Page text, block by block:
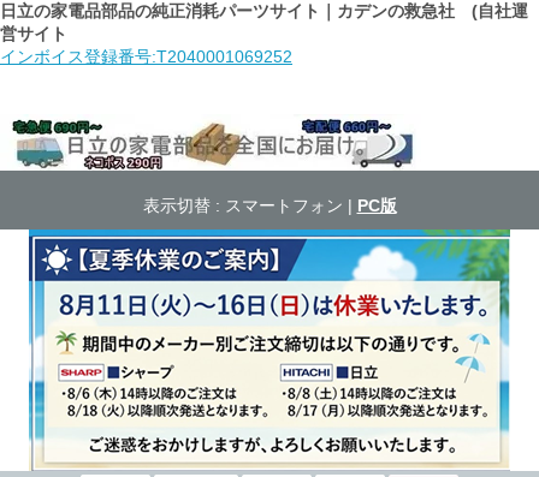
日立の家電品部品の純正消耗パーツサイト｜カデンの救急社 (自社運
営サイト
インボイス登録番号:T2040001069252
表示切替 : スマートフォン | PC版